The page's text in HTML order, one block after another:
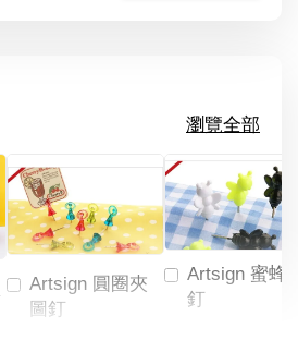
瀏覽全部
Artsign 圓圈夾
圖釘
Artsign 蜜蜂
釘